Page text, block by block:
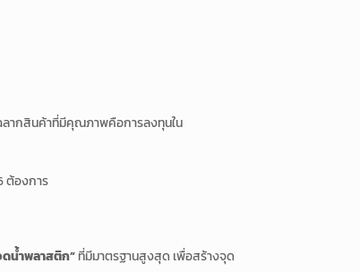
ลากสินค้าที่มีคุณภาพคือการลงทุนใน
ต้องการ
น้ำพลาสติก”ที่มีมาตรฐานสูงสุด เพื่อสร้างจุด